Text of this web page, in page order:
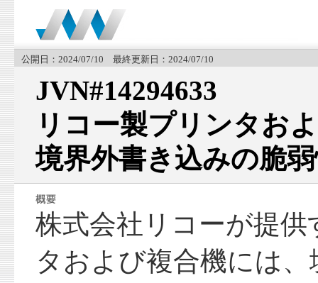
公開日：2024/07/10 最終更新日：2024/07/10
JVN#14294633
リコー製プリンタお
境界外書き込みの脆
株式会社リコーが提
タおよび複合機には